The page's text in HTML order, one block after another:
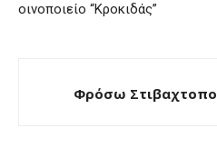
οινοποιείο “Κροκιδάς”
Φρόσω